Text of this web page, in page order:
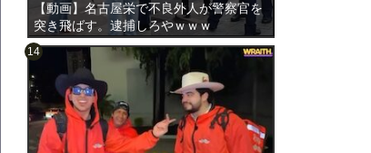
【動画】名古屋栄で不良外人が警察官を
突き飛ばす。逮捕しろやｗｗｗ